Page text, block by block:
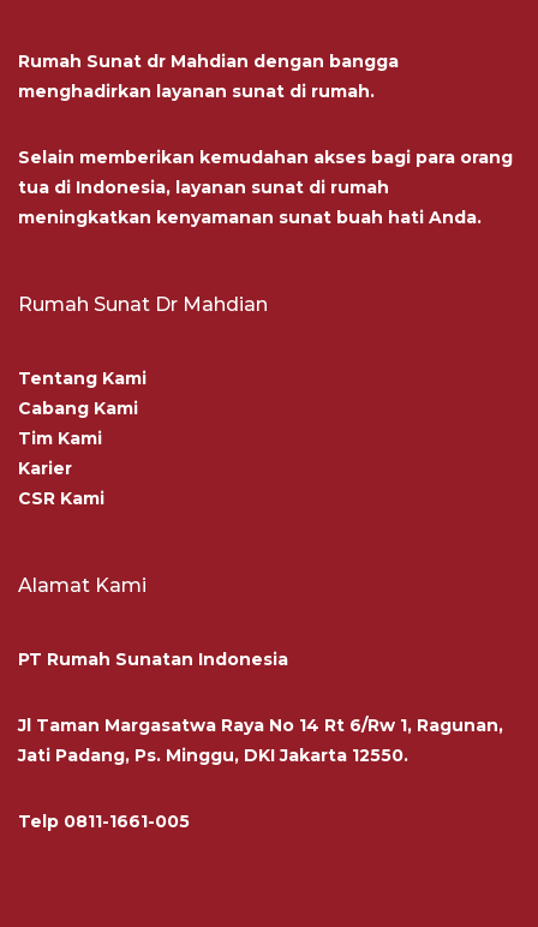
Rumah Sunat dr Mahdian dengan bangga
menghadirkan layanan sunat di rumah.
Selain memberikan kemudahan akses bagi para orang
tua di Indonesia, layanan sunat di rumah
meningkatkan kenyamanan sunat buah hati Anda.
Rumah Sunat Dr Mahdian
Tentang Kami
Cabang Kami
Tim Kami
Karier
CSR Kami
Alamat Kami
PT Rumah Sunatan Indonesia
Jl Taman Margasatwa Raya No 14 Rt 6/Rw 1, Ragunan,
Jati Padang, Ps. Minggu, DKI Jakarta 12550.
Telp 0811-1661-005